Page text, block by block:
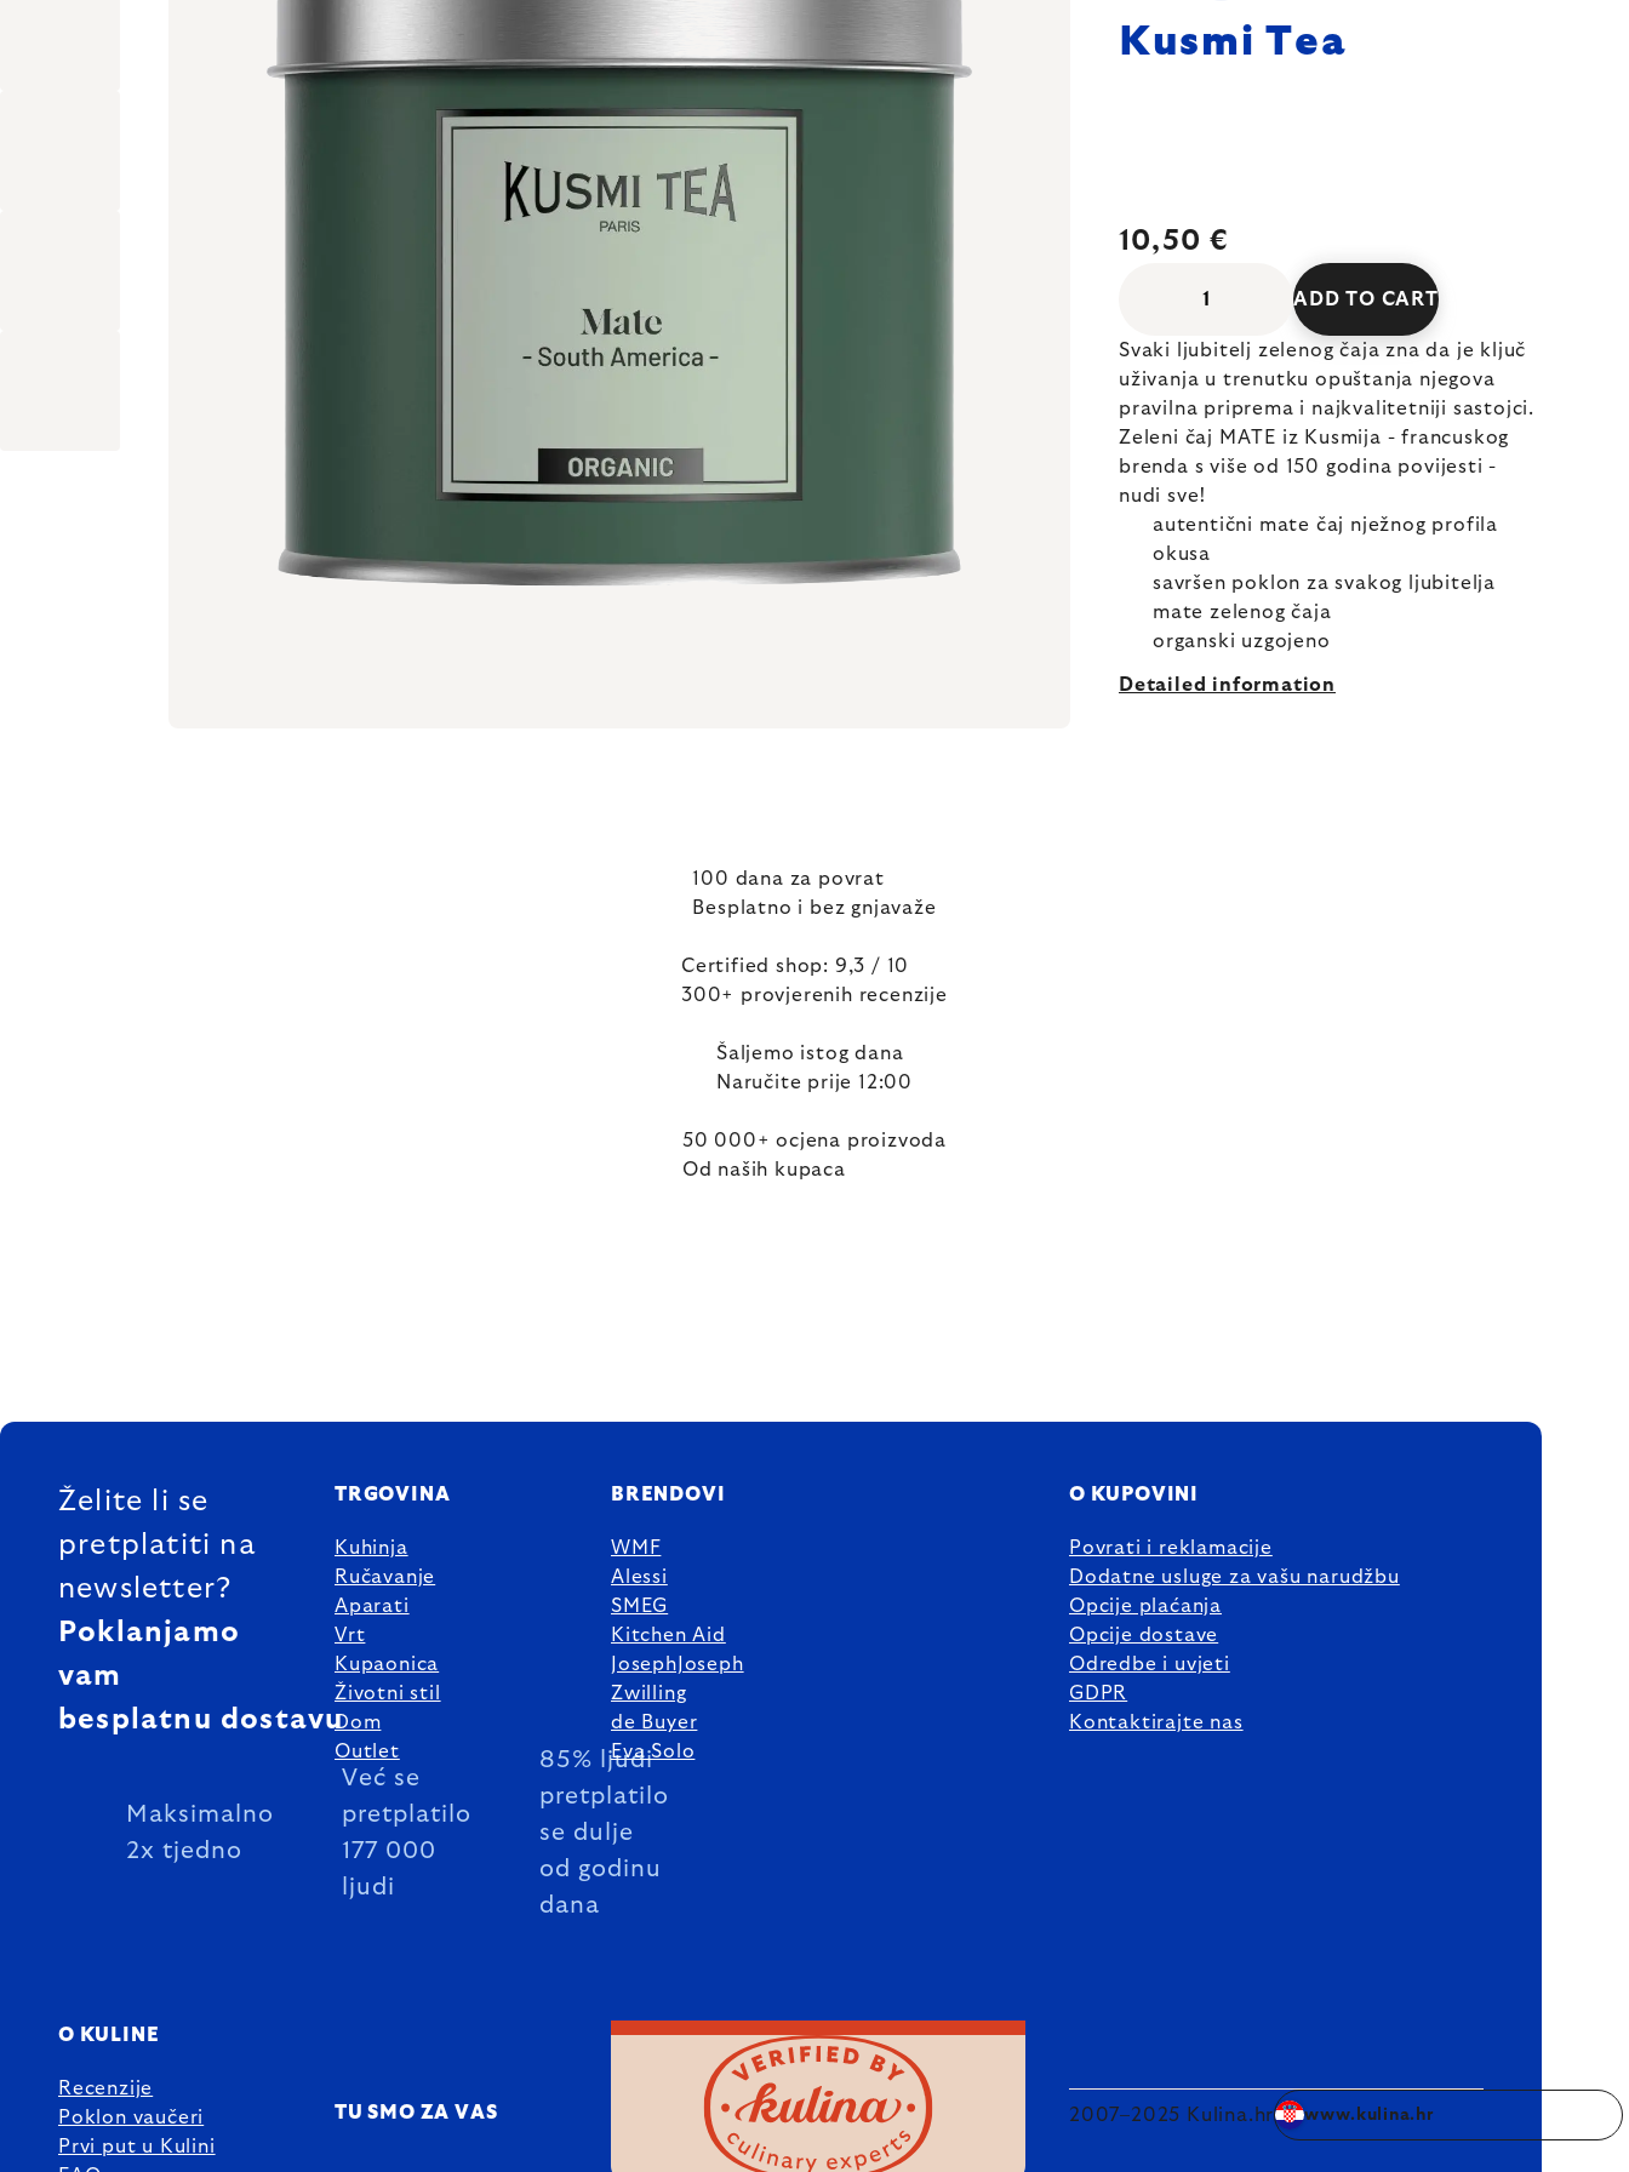
Kusmi Tea
10,50 €
ADD TO CART
Svaki ljubitelj zelenog čaja zna da je ključ
uživanja u trenutku opuštanja njegova
pravilna priprema i najkvalitetniji sastojci.
Zeleni čaj MATE iz Kusmija - francuskog
brenda s više od 150 godina povijesti -
nudi sve!
autentični mate čaj nježnog profila
okusa
savršen poklon za svakog ljubitelja
mate zelenog čaja
organski uzgojeno
Detailed information
100 dana za povrat
Besplatno i bez gnjavaže
Certified shop: 9,3 / 10
300+ provjerenih recenzije
Šaljemo istog dana
Naručite prije 12:00
50 000+ ocjena proizvoda
Od naših kupaca
FOOTER
Želite li se
pretplatiti na
newsletter?
Poklanjamo
vam
besplatnu dostavu
Maksimalno
2x tjedno
Već se
pretplatilo
177 000
ljudi
85% ljudi
pretplatilo
se dulje
od godinu
dana
TRGOVINA
Kuhinja
Ručavanje
Aparati
Vrt
Kupaonica
Životni stil
Dom
Outlet
BRENDOVI
WMF
Alessi
SMEG
Kitchen Aid
JosephJoseph
Zwilling
de Buyer
Eva Solo
O KUPOVINI
Povrati i reklamacije
Dodatne usluge za vašu narudžbu
Opcije plaćanja
Opcije dostave
Odredbe i uvjeti
GDPR
Kontaktirajte nas
O KULINE
Recenzije
Poklon vaučeri
Prvi put u Kulini
TU SMO ZA VAS 2007–2025 Kulina.hr www.kulina.hr